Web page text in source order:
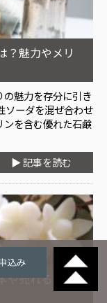
？魅力やメリ
魅力を存分に引き
ソーダを混ぜ合わせ
を含む優れた石鹸
▶ 記事を読む
や売れるポイ